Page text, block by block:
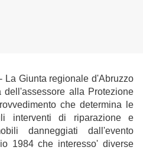
La Giunta regionale d'Abruzzo
dell'assessore alla Protezione
che determina le
interventi di riparazione e
danneggiati dall'evento
1984 che interesso' diverse